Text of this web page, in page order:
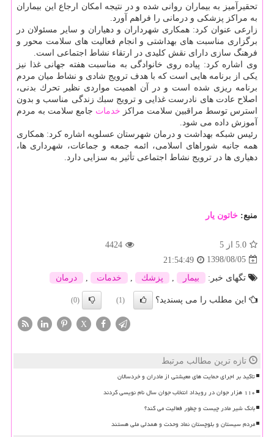
تحقیرآمیز به بیماران روانی شده و در نتیجه امكان ارجاع این بیماران
به مراكز پزشكی و درمانی را فراهم آورد.
زارعی عنوان كرد: همكاری شهرداران و دهیاران و سایر مسئولان در
برگزاری مناسبت های بهداشتی و انجام فعالیت های سلامت محور و
فرهنگ سازی دارای نقش كلیدی در ارتقاء نشاط اجتماعی است.
وی اشاره كرد: پیاده روی خانوادگی به مناسبت هفته جهانی غذا نیز
یكی از برنامه هایی است كه با هدف ترویج شادی و نشاط میان مردم
برنامه ریزی شده است و در آن اهمیت مواردی نظیر تحرك بدنی،
اصلاح عادت های نادرست غذایی و ترویج سبك زندگی مناسب و بدون
استرس توسط مراقبین سلامت مراكز خدمات جامع سلامت به مردم
آموزش داده می شود.
رئیس شبكه بهداشت و درمان شهرستان عسلویه اشاره كرد: همكاری
همه جانبه شوراهای اسلامی، ائمه جمعه و جماعات، شهرداری ها،
دهیاری ها در ترویج نشاط اجتماعی تأثیر به سزایی دارد.
منبع: خاتون یار
5.0 از 5
4424
1398/08/05
21:54:49
تگهای خبر:
بیمار پزشك خدمات درمان
این مطلب را می پسندید؟ (1)
(0)
X
تازه ترین مطالب مرتبط
تاکید بر اجرای حمایت های معیشتی از مادران و خردسالان
۱۱۰ هزار جوان در رویداد انتخاب جوان سال نام نویسی کردند
بانک شیر مادر چیست و چطور فعالیت می کند؟
مردم سیستان و بلوچستان نماد وحدت و همدلی ملی هستند